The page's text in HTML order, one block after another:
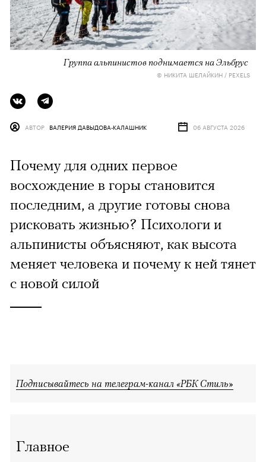
Группа альпинистов поднимается на Эльбрус
© НИКИТА ШЕЛАЙКИН / PEXELS
АВТОР ВАЛЕРИЯ ДАВЫДОВА-КАЛАШНИК 06 АВГУСТА 2026
Почему для одних первое
восхождение в горы становится
последним, а другие готовы снова
рисковать жизнью? Психологи и
альпинисты объясняют, как высота
меняет человека и почему к ней тянет
с новой силой
Подписывайтесь на телеграм-канал «РБК Стиль»
Главное